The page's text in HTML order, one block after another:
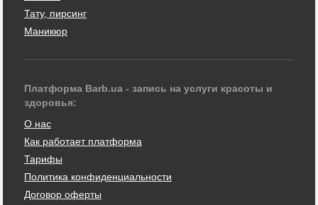
Тату, пирсинг
Маникюр
Платформа Barb.ua - запись на услуги красоты и
здоровья:
О нас
Как работает платформа
Тарифы
Политика конфиденциальности
Договор оферты